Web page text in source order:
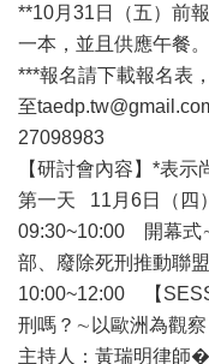
**10月31日（五）前
一本，並且供應午餐。
***報名請下載報名表
至
27098983
【研討會內容】*表示
第一天 11月6日（四）
09:30~10:00 開幕式
部、廢除死刑推動聯盟
10:00~12:00 【
刑嗎？∼以歐洲為觀察
主持人：黃瑞明律師